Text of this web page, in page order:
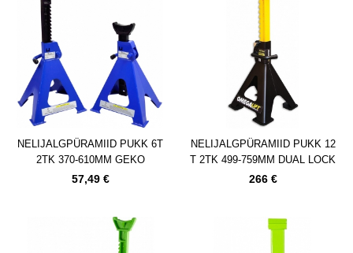
NELIJALGPÜRAMIID PUKK 6T
2TK 370-610MM GEKO
57,49 €
NELIJALGPÜRAMIID PUKK 12
T 2TK 499-759MM DUAL LOCK
OMEGA LIFT
266 €